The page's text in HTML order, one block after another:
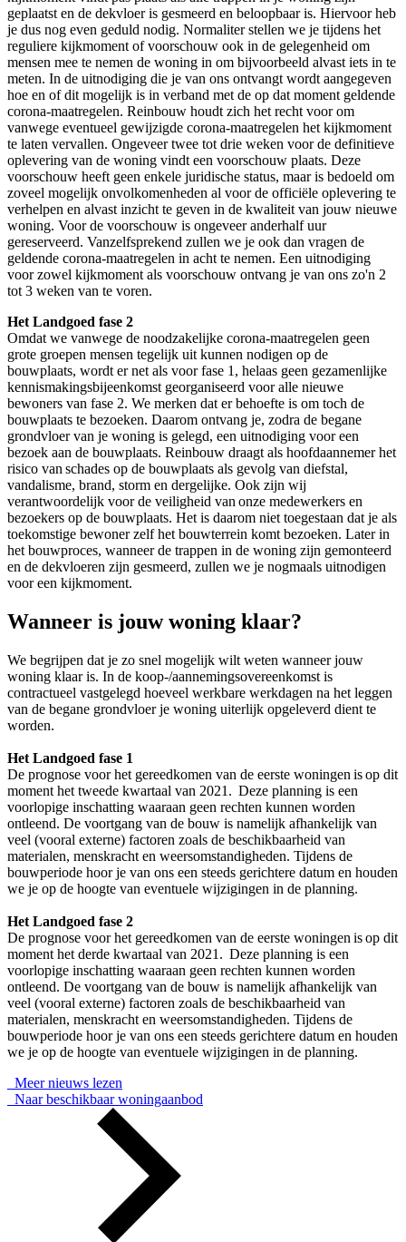
geplaatst en de dekvloer is gesmeerd en beloopbaar is. Hiervoor heb
je dus nog even geduld nodig. Normaliter stellen we je tijdens het
reguliere kijkmoment of voorschouw ook in de gelegenheid om
mensen mee te nemen de woning in om bijvoorbeeld alvast iets in te
meten. In de uitnodiging die je van ons ontvangt wordt aangegeven
hoe en of dit mogelijk is in verband met de op dat moment geldende
corona-maatregelen. Reinbouw houdt zich het recht voor om
vanwege eventueel gewijzigde corona-maatregelen het kijkmoment
te laten vervallen. Ongeveer twee tot drie weken voor de definitieve
oplevering van de woning vindt een voorschouw plaats. Deze
voorschouw heeft geen enkele juridische status, maar is bedoeld om
zoveel mogelijk onvolkomenheden al voor de officiële oplevering te
verhelpen en alvast inzicht te geven in de kwaliteit van jouw nieuwe
woning. Voor de voorschouw is ongeveer anderhalf uur
gereserveerd. Vanzelfsprekend zullen we je ook dan vragen de
geldende corona-maatregelen in acht te nemen. Een uitnodiging
voor zowel kijkmoment als voorschouw ontvang je van ons zo'n 2
tot 3 weken van te voren.
Het Landgoed fase 2
Omdat we vanwege de noodzakelijke corona-maatregelen geen
grote groepen mensen tegelijk uit kunnen nodigen op de
bouwplaats, wordt er net als voor fase 1, helaas geen gezamenlijke
kennismakingsbijeenkomst georganiseerd voor alle nieuwe
bewoners van fase 2. We merken dat er behoefte is om toch de
bouwplaats te bezoeken. Daarom ontvang je, zodra de begane
grondvloer van je woning is gelegd, een uitnodiging voor een
bezoek aan de bouwplaats. Reinbouw draagt als hoofdaannemer het
risico van schades op de bouwplaats als gevolg van diefstal,
vandalisme, brand, storm en dergelijke. Ook zijn wij
verantwoordelijk voor de veiligheid van onze medewerkers en
bezoekers op de bouwplaats. Het is daarom niet toegestaan dat je als
toekomstige bewoner zelf het bouwterrein komt bezoeken. Later in
het bouwproces, wanneer de trappen in de woning zijn gemonteerd
en de dekvloeren zijn gesmeerd, zullen we je nogmaals uitnodigen
voor een kijkmoment.
Wanneer is jouw woning klaar?
We begrijpen dat je zo snel mogelijk wilt weten wanneer jouw
woning klaar is. In de koop-/aannemingsovereenkomst is
contractueel vastgelegd hoeveel werkbare werkdagen na het leggen
van de begane grondvloer je woning uiterlijk opgeleverd dient te
worden.
Het Landgoed fase 1
De prognose voor het gereedkomen van de eerste woningen is op dit
moment het tweede kwartaal van 2021. Deze planning is een
voorlopige inschatting waaraan geen rechten kunnen worden
ontleend. De voortgang van de bouw is namelijk afhankelijk van
veel (vooral externe) factoren zoals de beschikbaarheid van
materialen, menskracht en weersomstandigheden. Tijdens de
bouwperiode hoor je van ons een steeds gerichtere datum en houden
we je op de hoogte van eventuele wijzigingen in de planning.
Het Landgoed fase 2
De prognose voor het gereedkomen van de eerste woningen is op dit
moment het derde kwartaal van 2021. Deze planning is een
voorlopige inschatting waaraan geen rechten kunnen worden
ontleend. De voortgang van de bouw is namelijk afhankelijk van
veel (vooral externe) factoren zoals de beschikbaarheid van
materialen, menskracht en weersomstandigheden. Tijdens de
bouwperiode hoor je van ons een steeds gerichtere datum en houden
we je op de hoogte van eventuele wijzigingen in de planning.
Meer nieuws lezen
Naar beschikbaar woningaanbod